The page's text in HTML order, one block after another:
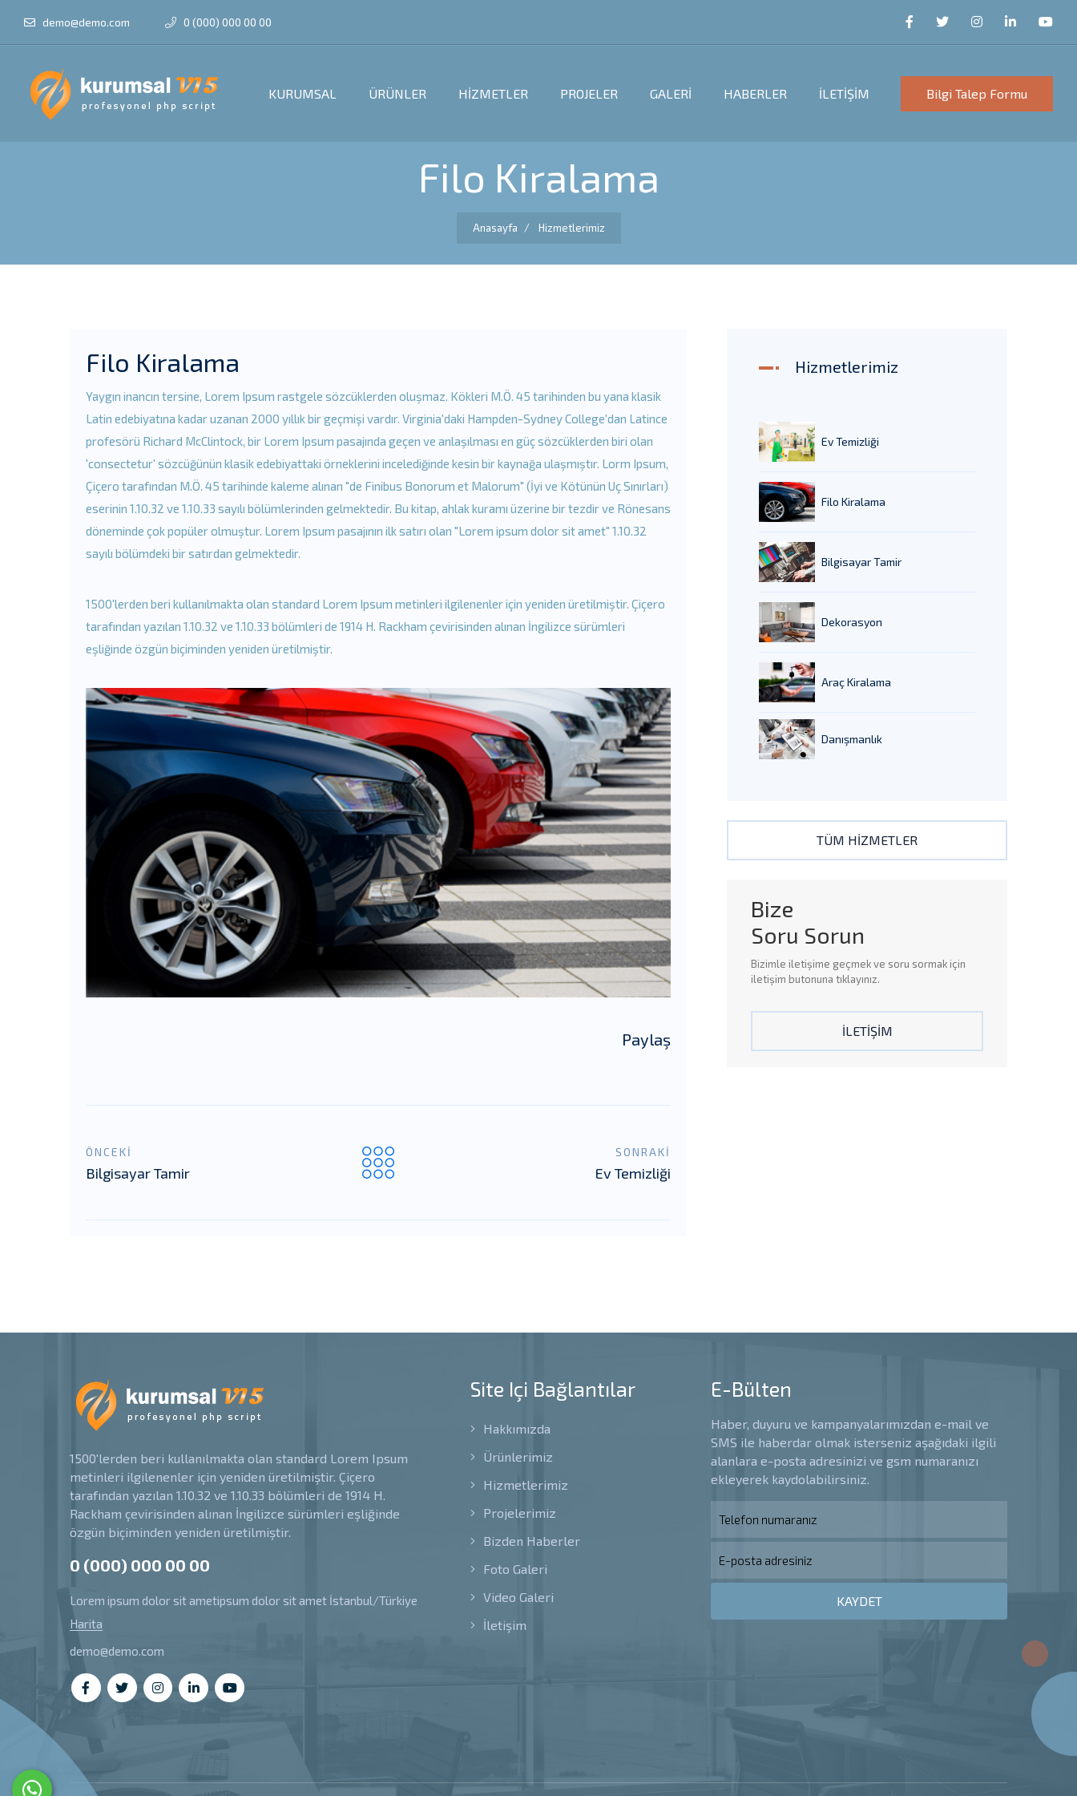
demo@demo.com 0 (000) 000 00 00
KURUMSAL ÜRÜNLER HİZMETLER PROJELER GALERİ HABERLER İLETİŞİM Bilgi Talep Formu
Filo Kiralama
Anasayfa Hizmetlerimiz
Filo Kiralama
Yaygın inancın tersine, Lorem Ipsum rastgele sözcüklerden oluşmaz. Kökleri M.Ö. 45 tarihinden bu yana klasik
Latin edebiyatına kadar uzanan 2000 yıllık bir geçmişi vardır. Virginia'daki Hampden-Sydney College'dan Latince
profesörü Richard McClintock, bir Lorem Ipsum pasajında geçen ve anlaşılması en güç sözcüklerden biri olan
'consectetur' sözcüğünün klasik edebiyattaki örneklerini incelediğinde kesin bir kaynağa ulaşmıştır. Lorm Ipsum,
Çiçero tarafından M.Ö. 45 tarihinde kaleme alınan "de Finibus Bonorum et Malorum" (İyi ve Kötünün Uç Sınırları)
eserinin 1.10.32 ve 1.10.33 sayılı bölümlerinden gelmektedir. Bu kitap, ahlak kuramı üzerine bir tezdir ve Rönesans
döneminde çok popüler olmuştur. Lorem Ipsum pasajının ilk satırı olan "Lorem ipsum dolor sit amet" 1.10.32
sayılı bölümdeki bir satırdan gelmektedir.
1500'lerden beri kullanılmakta olan standard Lorem Ipsum metinleri ilgilenenler için yeniden üretilmiştir. Çiçero
tarafından yazılan 1.10.32 ve 1.10.33 bölümleri de 1914 H. Rackham çevirisinden alınan İngilizce sürümleri
eşliğinde özgün biçiminden yeniden üretilmiştir.
Paylaş
ÖNCEKİ
Bilgisayar Tamir
SONRAKİ
Ev Temizliği
Hizmetlerimiz
Ev Temizliği
Filo Kiralama
Bilgisayar Tamir
Dekorasyon
Araç Kiralama
Danışmanlık
TÜM HİZMETLER
Bize
Soru Sorun
Bizimle iletişime geçmek ve soru sormak için
iletişim butonuna tıklayınız.
İLETİŞİM
1500'lerden beri kullanılmakta olan standard Lorem Ipsum
metinleri ilgilenenler için yeniden üretilmiştir. Çiçero
tarafından yazılan 1.10.32 ve 1.10.33 bölümleri de 1914 H.
Rackham çevirisinden alınan İngilizce sürümleri eşliğinde
özgün biçiminden yeniden üretilmiştir.
0 (000) 000 00 00
Lorem ipsum dolor sit ametipsum dolor sit amet İstanbul/Türkiye
Harita
demo@demo.com
Site Içi Bağlantılar
Hakkımızda
Ürünlerimiz
Hizmetlerimiz
Projelerimiz
Bizden Haberler
Foto Galeri
Video Galeri
İletişim
E-Bülten
Haber, duyuru ve kampanyalarımızdan e-mail ve
SMS ile haberdar olmak isterseniz aşağıdaki ilgili
alanlara e-posta adresinizi ve gsm numaranızı
ekleyerek kaydolabilirsiniz.
KAYDET